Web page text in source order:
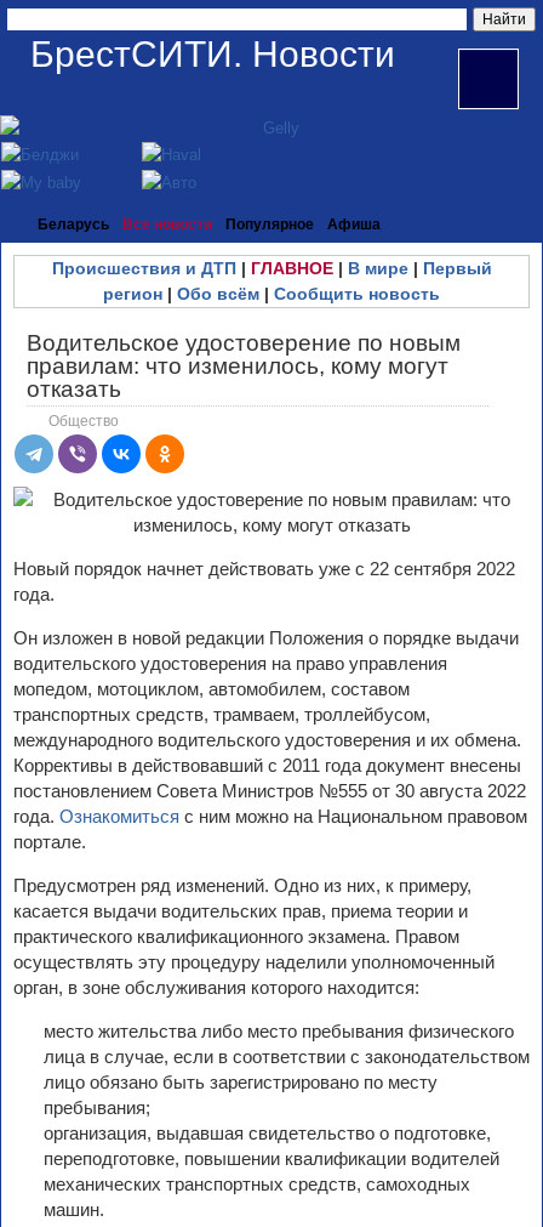
БрестСИТИ. Новости
Беларусь Все новости Популярное Афиша
Происшествия и ДТП| ГЛАВНОЕ| В мире| Первый
регион | Обо всём | Сообщить новость
Водительское удостоверение по новым
правилам: что изменилось, кому могут
отказать
Общество
Новый порядок начнет действовать уже с 22 сентября 2022
года.
Он изложен в новой редакции Положения о порядке выдачи
водительского удостоверения на право управления
мопедом, мотоциклом, автомобилем, составом
транспортных средств, трамваем, троллейбусом,
международного водительского удостоверения и их обмена.
Коррективы в действовавший с 2011 года документ внесены
постановлением Совета Министров №555 от 30 августа 2022
года. Ознакомиться с ним можно на Национальном правовом
портале.
Предусмотрен ряд изменений. Одно из них, к примеру,
касается выдачи водительских прав, приема теории и
практического квалификационного экзамена. Правом
осуществлять эту процедуру наделили уполномоченный
орган, в зоне обслуживания которого находится:
место жительства либо место пребывания физического
лица в случае, если в соответствии с законодательством
лицо обязано быть зарегистрировано по месту
пребывания;
организация, выдавшая свидетельство о подготовке,
переподготовке, повышении квалификации водителей
механических транспортных средств, самоходных
машин.